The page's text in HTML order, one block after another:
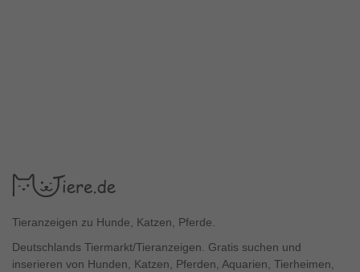
Tieranzeigen zu Hunde, Katzen, Pferde.
Deutschlands Tiermarkt/Tieranzeigen. Gratis suchen und
inserieren von Hunden, Katzen, Pferden, Aquarien, Tierheimen,